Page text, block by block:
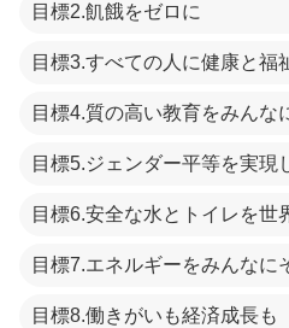
目標2.飢餓をゼロに
目標3.すべての人に健康と福
目標4.質の高い教育をみんな
目標5.ジェンダー平等を実現
目標6.安全な水とトイレを世
目標7.エネルギーをみんなに
目標8.働きがいも経済成長も